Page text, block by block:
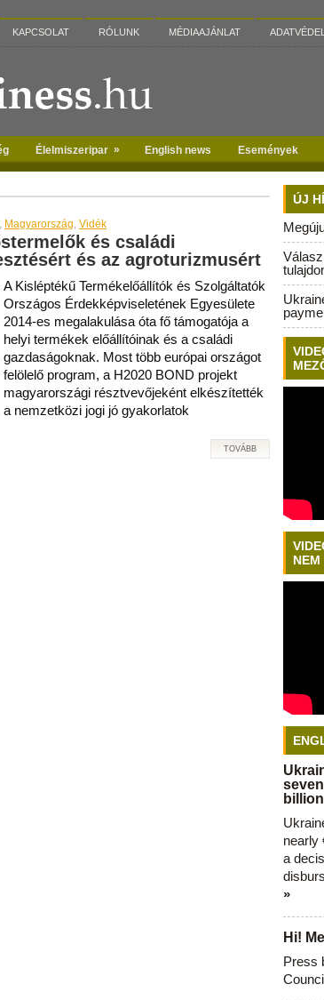
KAPCSOLAT RÓLUNK MÉDIAAJÁNLAT
Élelmiszeripar » English news Események
, Magyarország, Vidék
és családi
és az agroturizmusért
A Kisléptékű Termékelőállítók és Szolgáltatók
Országos Érdekképviseletének Egyesülete
2014-es megalakulása óta fő támogatója a
helyi termékek előállítóinak és a családi
gazdaságoknak. Most több európai országot
felölelő program, a H2020 BOND projekt
magyarországi résztvevőjeként elkészítették
a nemzetközi jogi jó gyakorlatok
TOVÁBB
ÚJ
NEM
nearly
a
»
Hi!
Press